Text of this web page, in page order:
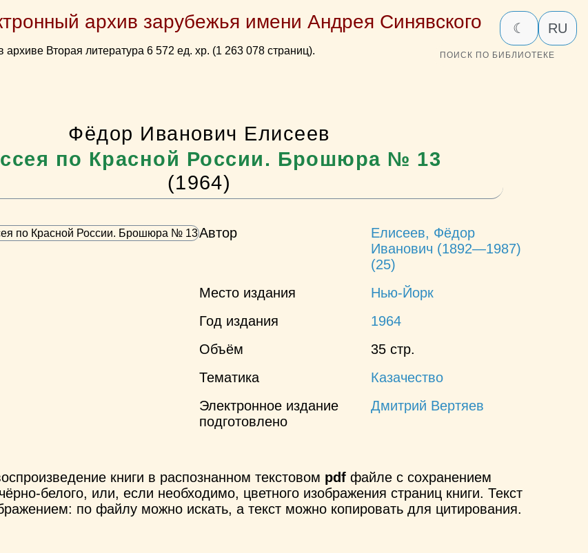
архив зарубежья имени Андрея Синявского
Вторая литература 6 572 ед. хр. (1 263 078 страниц).
☾ RU
ПОИСК ПО БИБЛИОТЕКЕ
Фёдор Иванович Елисеев
по Красной России. Брошюра № 13
(1964)
Автор
Елисеев, Фёдор
Иванович (1892—1987)
(25)
Место издания
Нью-Йорк
Год издания
1964
Объём
35 стр.
Тематика
Казачество
Электронное издание
подготовлено
Дмитрий Вертяев
книги в распознанном текстовом pdf файле с сохранением
белого, или, если необходимо, цветного изображения страниц книги. Текст
по файлу можно искать, а текст можно копировать для цитирования.